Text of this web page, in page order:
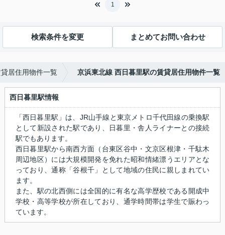
1
検索条件を変更 まとめてお問い合わせ
居住用物件一覧 京浜東北線 西日暮里駅の賃貸居住用物件一覧
西日暮里駅情報
「西日暮里駅」は、JR山手線と東京メトロ千代田線の乗換駅
として新設された駅であり、日暮里・舎人ライナーとの接続
駅でもあります。
西日暮里駅から南西方面（台東区谷中・文京区根津・千駄木
周辺地区）には大規模開発を免れた昭和情緒漂うエリアとな
っており、通称「谷根千」として地域の住民に親しまれてい
ます。
また、駅の北西側には全国的に有名な高学歴校である開成中
学校・高等学校が所在しており、通学時間帯は学生で賑わっ
ています。